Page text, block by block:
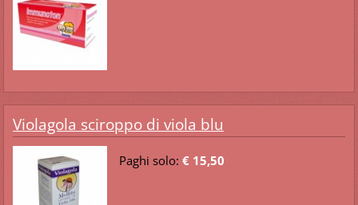
Violagola sciroppo di viola blu
Paghi solo: € 15,50